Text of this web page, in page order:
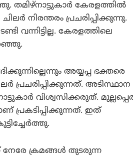
തമിഴ്‌നാട്ടുകാര്‍ കേരളത്തില്‍
നിരന്തരം പ്രചരിപ്പിക്കുന്നു.
വന്നിട്ടില്ല. കേരളത്തിലെ
അയ്യപ്പ ഭക്തരെ
പ്രചരിപ്പിക്കുന്നത്. അടിസ്ഥാന
വിശ്വസിക്കരുത്.
ഇത്
നേരേ ക്രമങ്ങള്‍ തുടരുന്ന